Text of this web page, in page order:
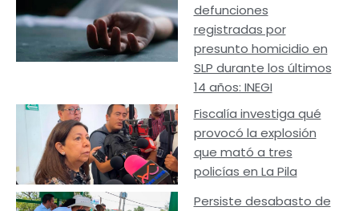
defunciones
registradas por
presunto homicidio en
SLP durante los últimos
14 años: INEGI
Fiscalía investiga qué
provocó la explosión
que mató a tres
policías en La Pila
Persiste desabasto de